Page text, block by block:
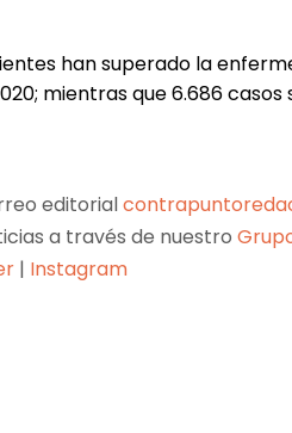
han superado la
mientras que 6.686 casos
editorial
a través de nuestro
| Instagram